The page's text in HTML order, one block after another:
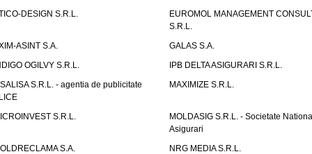
DESIGN S.R.L.
EUROMOL MANAGEMENT
S.R.L.
ASINT S.A.
GALAS S.A.
OGILVY S.R.L.
IPB DELTA ASIGURARI S.R.L.
S.R.L. - agentia de publicitate
MAXIMIZE S.R.L.
S.R.L.
MOLDASIG S.R.L. - Societate
Asigurari
S.A.
NRG MEDIA S.R.L.